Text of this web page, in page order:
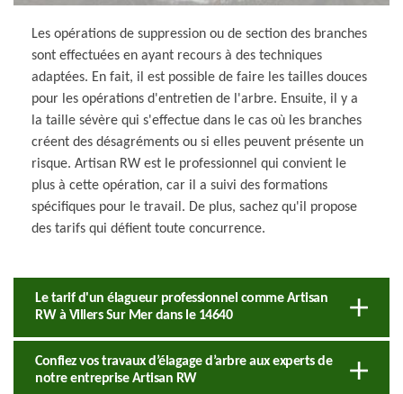
Les opérations de suppression ou de section des branches
sont effectuées en ayant recours à des techniques
adaptées. En fait, il est possible de faire les tailles douces
pour les opérations d'entretien de l'arbre. Ensuite, il y a
la taille sévère qui s'effectue dans le cas où les branches
créent des désagréments ou si elles peuvent présente un
risque. Artisan RW est le professionnel qui convient le
plus à cette opération, car il a suivi des formations
spécifiques pour le travail. De plus, sachez qu'il propose
des tarifs qui défient toute concurrence.
Le tarif d'un élagueur professionnel comme Artisan
RW à Villers Sur Mer dans le 14640
Confiez vos travaux d’élagage d’arbre aux experts de
notre entreprise Artisan RW